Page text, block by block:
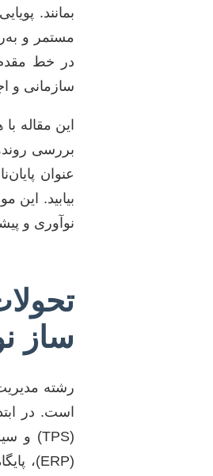
بمانند.
مستمر و
در خط مقدم
سازمانی و
این مقاله
عنوان
بیابید.
نوآوری و
ساز
رشته
است. در